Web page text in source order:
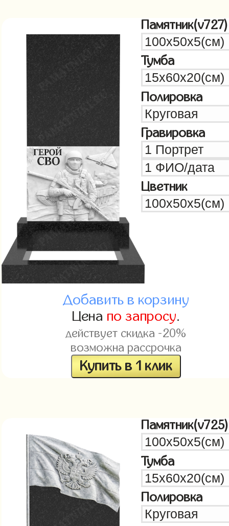
Памятник(v727)
Тумба
Полировка
Гравировка
Цветник
Добавить в корзину
Цена по запросу.
действует скидка -20%
возможна рассрочка
Купить в 1 клик
Памятник(v725)
Тумба
Полировка